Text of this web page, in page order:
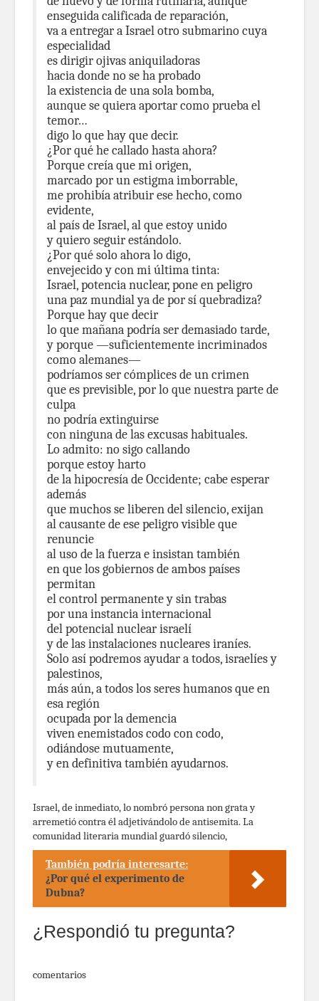
enseguida calificada de reparación,
va a entregar a Israel otro submarino cuya
especialidad
es dirigir ojivas aniquiladoras
hacia donde no se ha probado
la existencia de una sola bomba,
aunque se quiera aportar como prueba el
temor…
digo lo que hay que decir.
¿Por qué he callado hasta ahora?
Porque creía que mi origen,
marcado por un estigma imborrable,
me prohibía atribuir ese hecho, como
evidente,
al país de Israel, al que estoy unido
y quiero seguir estándolo.
¿Por qué solo ahora lo digo,
envejecido y con mi última tinta:
Israel, potencia nuclear, pone en peligro
una paz mundial ya de por sí quebradiza?
Porque hay que decir
lo que mañana podría ser demasiado tarde,
y porque —suficientemente incriminados
como alemanes—
podríamos ser cómplices de un crimen
que es previsible, por lo que nuestra parte de
culpa
no podría extinguirse
con ninguna de las excusas habituales.
Lo admito: no sigo callando
porque estoy harto
de la hipocresía de Occidente; cabe esperar
además
que muchos se liberen del silencio, exijan
al causante de ese peligro visible que
renuncie
al uso de la fuerza e insistan también
en que los gobiernos de ambos países
permitan
el control permanente y sin trabas
por una instancia internacional
del potencial nuclear israelí
y de las instalaciones nucleares iraníes.
Solo así podremos ayudar a todos, israelíes y
palestinos,
más aún, a todos los seres humanos que en
esa región
ocupada por la demencia
viven enemistados codo con codo,
odiándose mutuamente,
y en definitiva también ayudarnos.
Israel, de inmediato, lo nombró persona non grata y
arremetió contra él adjetivándolo de antisemita. La
comunidad literaria mundial guardó silencio,
También podría interesarte:
¿Por qué el experimento de
Dubna?
¿Respondió tu pregunta?
comentarios